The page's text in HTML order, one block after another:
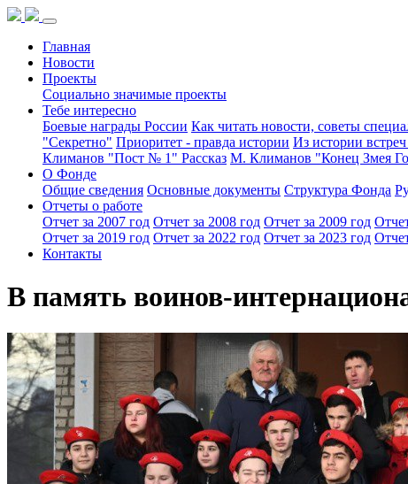
Главная
Новости
Проекты
Социально значимые проекты
Тебе интересно
Боевые награды России Как читать новости, советы
"Секретно" Приоритет - правда истории Из истории
Климанов "Пост № 1" Рассказ М. Климанов "Конец Змея
О Фонде
Общие сведения Основные документы Структура Фонда
Отчеты о работе
Отчет за 2007 год Отчет за 2008 год Отчет за 2009 год
Отчет за 2019 год Отчет за 2022 год Отчет за 2023 год
Контакты
В память воинов-